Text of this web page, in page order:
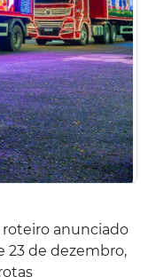
roteiro anunciado
23 de dezembro,